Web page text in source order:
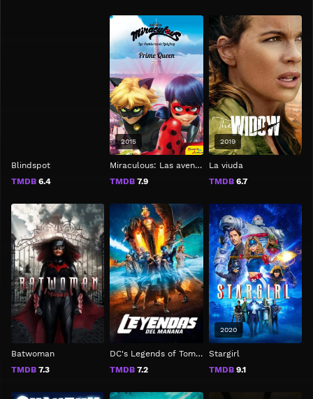
Blindspot
TMDB 6.4
Miraculous: Las aventuras de Ladybug
TMDB 7.9
2015
La viuda
TMDB6.7
2019
Batwoman
TMDB 7.3
DC's Legends of Tomorrow
TMDB 7.2
Stargirl
TMDB9.1
2020